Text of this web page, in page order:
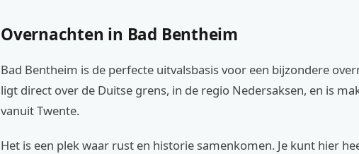
Overnachten in Bad Bentheim
Bad Bentheim is de perfecte uitvalsbasis voor een bijzondere
ligt direct over de Duitse grens, in de regio Nedersaksen, en is
vanuit Twente.
Het is een plek waar rust en historie samenkomen. Je kunt hier